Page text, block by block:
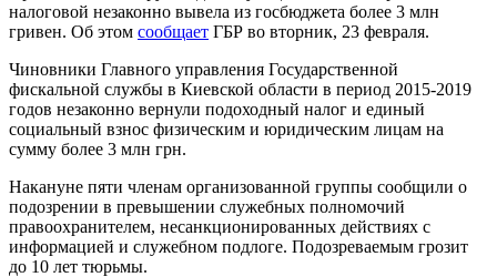
налоговой незаконно вывела из госбюджета более 3 млн
гривен. Об этом сообщает ГБР во вторник, 23 февраля.
Чиновники Главного управления Государственной
фискальной службы в Киевской области в период 2015-2019
годов незаконно вернули подоходный налог и единый
социальный взнос физическим и юридическим лицам на
сумму более 3 млн грн.
Накануне пяти членам организованной группы сообщили о
подозрении в превышении служебных полномочий
правоохранителем, несанкционированных действиях с
информацией и служебном подлоге. Подозреваемым грозит
до 10 лет тюрьмы.